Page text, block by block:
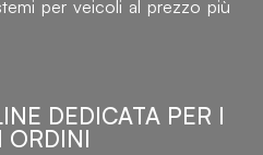
per veicoli al prezzo più
DEDICATA PER I
ORDINI